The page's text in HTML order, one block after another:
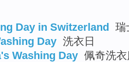
Day in Switzerland 瑞
Day 洗衣日
Washing Day 佩奇洗